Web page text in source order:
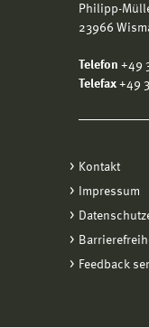
Philipp-
23966
Telefon +49
Telefax +49
Kontakt
Impressum
Feedback